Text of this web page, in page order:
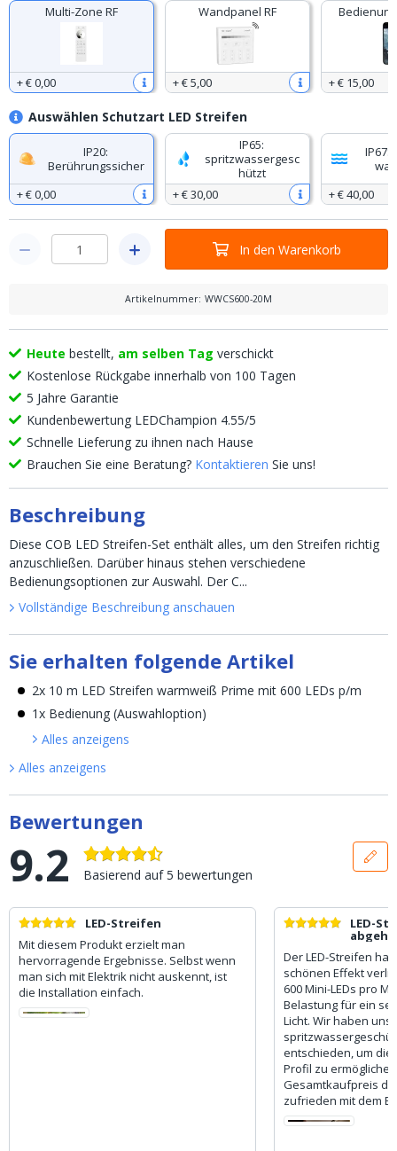
Multi-Zone RF
+€ 0,00
Wandpanel RF
+€ 5,00 +€ 15,00
Auswählen Schutzart LED Streifen
IP20:
Berührungssicher
+€ 0,00
IP65:
spritzwassergesc
hützt
+€ 30,00
IP67:
+€ 40,00
In den Warenkorb
Artikelnummer: WWCS600-20M
Heute bestellt, am selben Tag verschickt
Kostenlose Rückgabe innerhalb von 100 Tagen
5 Jahre Garantie
Kundenbewertung LEDChampion 4.55/5
Schnelle Lieferung zu ihnen nach Hause
Brauchen Sie eine Beratung? Kontaktieren Sie uns!
Beschreibung
Diese COB LED Streifen-Set enthält alles, um den Streifen richtig
anzuschließen. Darüber hinaus stehen verschiedene
Bedienungsoptionen zur Auswahl. Der C...
Vollständige Beschreibung anschauen
Sie erhalten folgende Artikel
2x 10 m LED Streifen warmweiß Prime mit 600 LEDs p/m
1x Bedienung (Auswahloption)
Alles anzeigens
Alles anzeigens
Bewertungen
9.2 Basierend auf 5 bewertungen
LED-Streifen
Mit diesem Produkt erzielt man
hervorragende Ergebnisse. Selbst wenn
man sich mit Elektrik nicht auskennt, ist
die Installation einfach.
LED-
Der LED-Streifen
schönen Effekt
600 Mini-LEDs pro
Belastung für ein
Licht. Wir haben uns
entschieden, um die
Profil zu
Gesamtkaufpreis
zufrieden mit dem